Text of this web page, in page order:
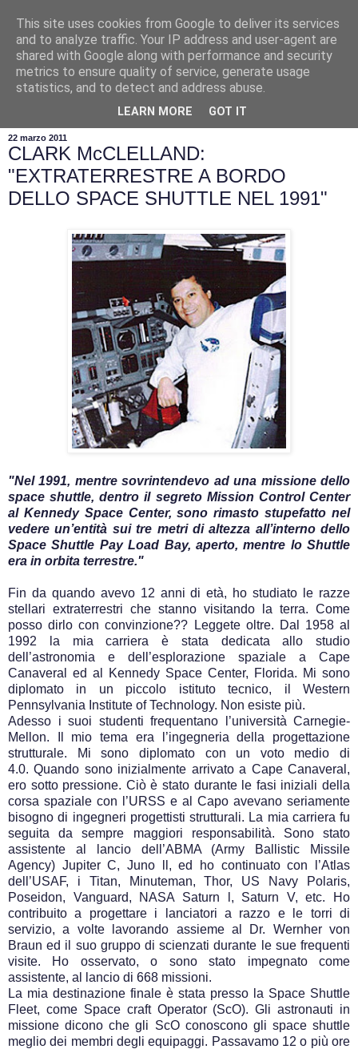
22 marzo 2011
CLARK McCLELLAND:
"EXTRATERRESTRE A BORDO
DELLO SPACE SHUTTLE NEL 1991"
"Nel 1991, mentre sovrintendevo ad una missione dello
space shuttle, dentro il segreto Mission Control Center
al Kennedy Space Center, sono rimasto stupefatto nel
vedere un’entità sui tre metri di altezza all’interno dello
Space Shuttle Pay Load Bay, aperto, mentre lo Shuttle
era in orbita terrestre."
Fin da quando avevo 12 anni di età, ho studiato le razze
stellari extraterrestri che stanno visitando la terra. Come
posso dirlo con convinzione?? Leggete oltre. Dal 1958 al
1992 la mia carriera è stata dedicata allo studio
dell’astronomia e dell’esplorazione spaziale a Cape
Canaveral ed al Kennedy Space Center, Florida. Mi sono
diplomato in un piccolo istituto tecnico, il Western
Pennsylvania Institute of Technology. Non esiste più.
Adesso i suoi studenti frequentano l’università Carnegie-
Mellon. Il mio tema era l’ingegneria della progettazione
strutturale. Mi sono diplomato con un voto medio di
4.0. Quando sono inizialmente arrivato a Cape Canaveral,
ero sotto pressione. Ciò è stato durante le fasi iniziali della
corsa spaziale con l’URSS e al Capo avevano seriamente
bisogno di ingegneri progettisti strutturali. La mia carriera fu
seguita da sempre maggiori responsabilità. Sono stato
assistente al lancio dell’ABMA (Army Ballistic Missile
Agency) Jupiter C, Juno ll, ed ho continuato con l’Atlas
dell’USAF, i Titan, Minuteman, Thor, US Navy Polaris,
Poseidon, Vanguard, NASA Saturn l, Saturn V, etc. Ho
contribuito a progettare i lanciatori a razzo e le torri di
servizio, a volte lavorando assieme al Dr. Wernher von
Braun ed il suo gruppo di scienzati durante le sue frequenti
visite. Ho osservato, o sono stato impegnato come
assistente, al lancio di 668 missioni.
La mia destinazione finale è stata presso la Space Shuttle
Fleet, come Space craft Operator (ScO). Gli astronauti in
missione dicono che gli ScO conoscono gli space shuttle
meglio dei membri degli equipaggi. Passavamo 12 o più ore
This site uses cookies from Google to deliver its services
and to analyze traffic. Your IP address and user-agent are
shared with Google along with performance and security
metrics to ensure quality of service, generate usage
statistics, and to detect and address abuse.
LEARN MORE GOT IT